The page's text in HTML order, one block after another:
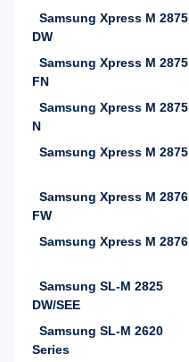
Samsung Xpress M 2875
DW
Samsung Xpress M 2875
FN
Samsung Xpress M 2875
N
Samsung Xpress M 2875
Samsung Xpress M 2876
FW
Samsung Xpress M 2876
Samsung SL-M 2825
DW/SEE
Samsung SL-M 2620
Series